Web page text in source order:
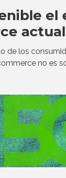
el
de los
no es